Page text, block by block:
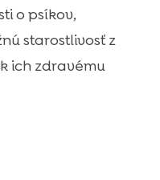
o psíkov,
starostlivosť z
ich zdravému